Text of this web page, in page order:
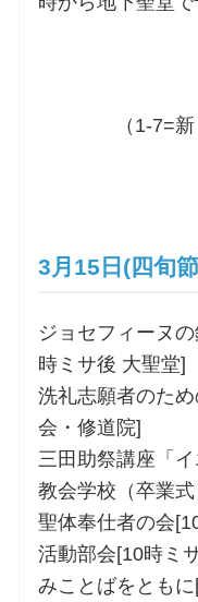
（1-7=
3月15日(四旬
ジョセフィーヌ
時ミサ後 大聖堂]
洗礼志願者のた
会・修道院]
三田助祭講座「
教会学校（卒業
聖体奉仕者の会
活動部会[10時ミ
みことばをとも